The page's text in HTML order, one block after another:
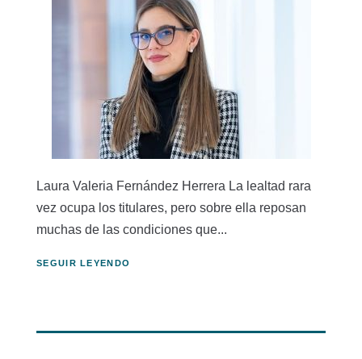
Laura Valeria Fernández Herrera La lealtad rara
vez ocupa los titulares, pero sobre ella reposan
muchas de las condiciones que...
SEGUIR LEYENDO